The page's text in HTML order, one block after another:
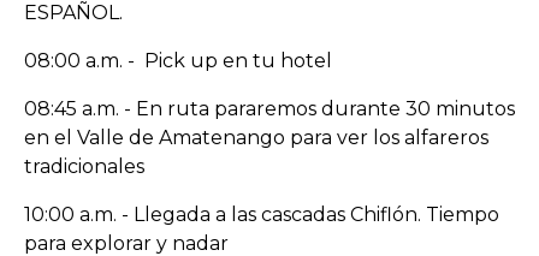
ESPAÑOL.
08:00 a.m. - Pick up en tu hotel
08:45 a.m. - En ruta pararemos durante 30 minutos
en el Valle de Amatenango para ver los alfareros
tradicionales
10:00 a.m. - Llegada a las cascadas Chiflón. Tiempo
para explorar y nadar